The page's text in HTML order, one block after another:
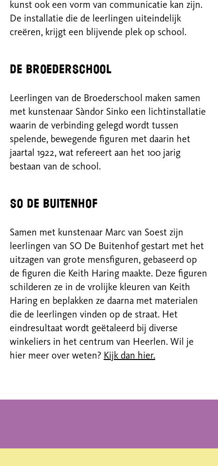
kunst ook een vorm van communicatie kan zijn.
De installatie die de leerlingen uiteindelijk
creëren, krijgt een blijvende plek op school.
de Broederschool
Leerlingen van de Broederschool maken samen
met kunstenaar Sàndor Sinko een lichtinstallatie
waarin de verbinding gelegd wordt tussen
spelende, bewegende figuren met daarin het
jaartal 1922, wat refereert aan het 100 jarig
bestaan van de school.
SO De Buitenhof
Samen met kunstenaar Marc van Soest zijn
leerlingen van SO De Buitenhof gestart met het
uitzagen van grote mensfiguren, gebaseerd op
de figuren die Keith Haring maakte. Deze figuren
schilderen ze in de vrolijke kleuren van Keith
Haring en beplakken ze daarna met materialen
die de leerlingen vinden op de straat. Het
eindresultaat wordt geëtaleerd bij diverse
winkeliers in het centrum van Heerlen. Wil je
hier meer over weten? Kijk dan hier.